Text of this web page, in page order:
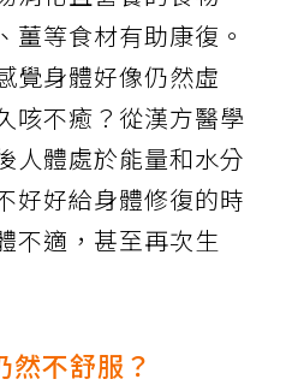
薑等食材有助康復。
覺身體好像仍然虛
咳不癒？從漢方醫學
人體處於能量和水分
好好給身體修復的時
不適，甚至再次生
不舒服？